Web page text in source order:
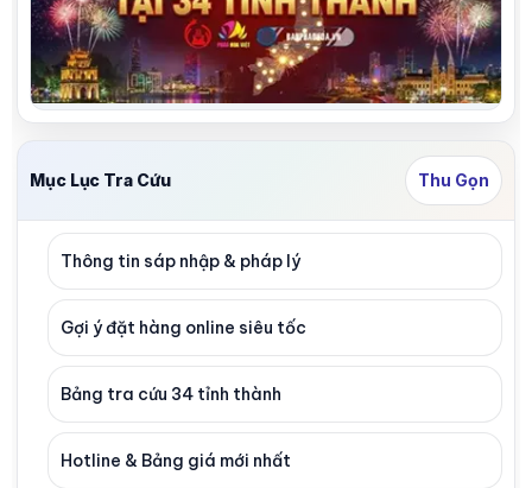
Mục Lục Tra Cứu Thu Gọn
Thông tin sáp nhập & pháp lý
Gợi ý đặt hàng online siêu tốc
Bảng tra cứu 34 tỉnh thành
Hotline & Bảng giá mới nhất